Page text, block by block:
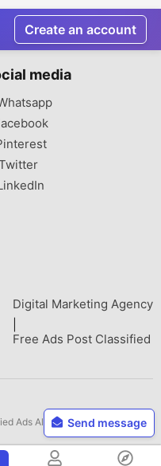
Send message
Create an account
media
Digital Marketing Agency
Free Ads Post Classified
Ads All rights reserved.